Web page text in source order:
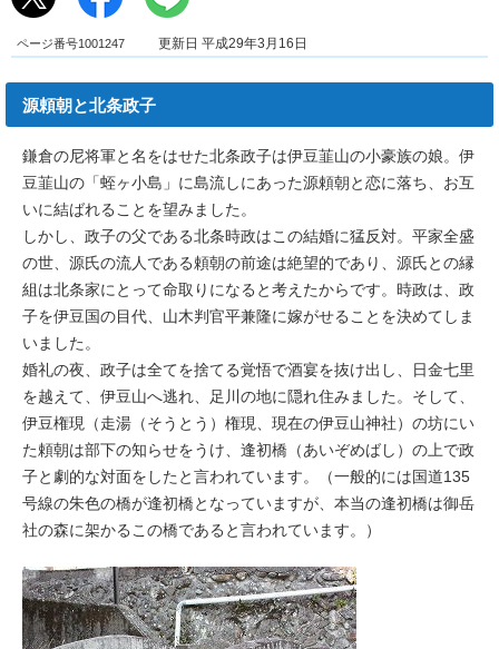
ページ番号1001247 更新日 平成29年3月16日
源頼朝と北条政子
鎌倉の尼将軍と名をはせた北条政子は伊豆韮山の小豪族の娘。伊
豆韮山の「蛭ヶ小島」に島流しにあった源頼朝と恋に落ち、お互
いに結ばれることを望みました。
しかし、政子の父である北条時政はこの結婚に猛反対。平家全盛
の世、源氏の流人である頼朝の前途は絶望的であり、源氏との縁
組は北条家にとって命取りになると考えたからです。時政は、政
子を伊豆国の目代、山木判官平兼隆に嫁がせることを決めてしま
いました。
婚礼の夜、政子は全てを捨てる覚悟で酒宴を抜け出し、日金七里
を越えて、伊豆山へ逃れ、足川の地に隠れ住みました。そして、
伊豆権現（走湯（そうとう）権現、現在の伊豆山神社）の坊にい
た頼朝は部下の知らせをうけ、逢初橋（あいぞめばし）の上で政
子と劇的な対面をしたと言われています。（一般的には国道135
号線の朱色の橋が逢初橋となっていますが、本当の逢初橋は御岳
社の森に架かるこの橋であると言われています。）